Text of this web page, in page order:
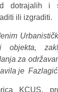
i
ili izgraditi.
objekta,
za
je
KCUS,